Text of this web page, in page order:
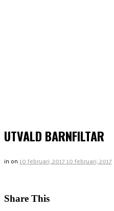
UTVALD BARNFILTAR
in on 10 februari, 201710 februari, 2017
Share This